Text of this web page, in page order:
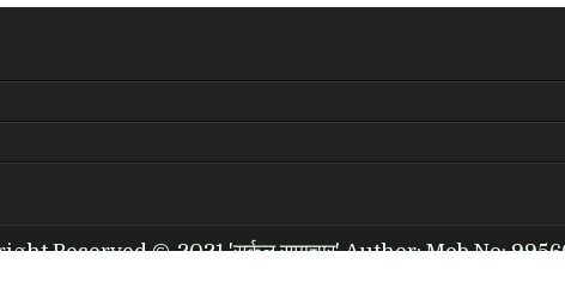
Reserved ©-2021 'सर्कल समाचार' Author: Mob.No: